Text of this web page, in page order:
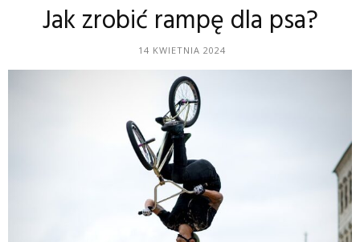
Jak zrobić rampę dla psa?
14 KWIETNIA 2024